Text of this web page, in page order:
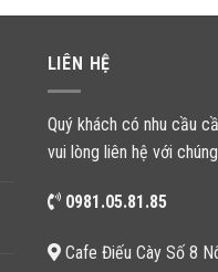
LIÊN HỆ
Quý khách có nhu cầu
vui lòng liên hệ với
0981.05.81.85
Cafe Điếu Cày Số 8